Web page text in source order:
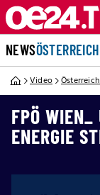
NEWSÖSTERREICH
Video
FPÖ WIEN_
ENERGIE